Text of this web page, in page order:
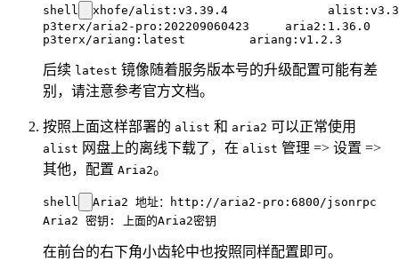
shell
xhofe/alist:v3.39.4
p3terx/aria2-pro:202209060423     aria2:1.36.0
后续 latest 镜像随着服务版本号的升级配置可能有差
别，请注意参考官方文档。
按照上面这样部署的 alist 和 aria2 可以正常使用
alist 网盘上的离线下载了，在 alist 管理 => 设置 =>
其他，配置 Aria2。
shell
Aria2 地址：http://aria2-pro:6800/jsonrpc
在前台的右下角小齿轮中也按照同样配置即可。